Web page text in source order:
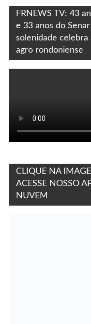
FRNEWS TV: 43
e 33 anos do
solenidade celebra
agro rondoniense
CLIQUE NA
ACESSE NOSSO
NUVEM